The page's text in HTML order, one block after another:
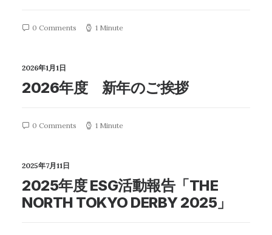
0 Comments 1 Minute
2026年1月1日
2026年度 新年のご挨拶
0 Comments 1 Minute
2025年7月11日
2025年度 ESG活動報告「THE
NORTH TOKYO DERBY 2025」